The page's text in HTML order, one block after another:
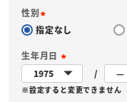
須
性別
(
必
須
)
指定なし
生年月日
必
※設定すると変更できません